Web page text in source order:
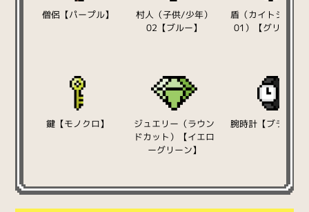
僧侶【パープル】
村人（子供/少年）
02【ブルー】
盾（カイトシール
01）【グリーン】
鍵【モノクロ】
ジュエリー（ラウン
ドカット）【イエロ
ーグリーン】
腕時計【ブラック